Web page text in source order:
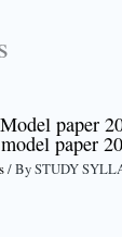
paper
paper
/ BySTUDY